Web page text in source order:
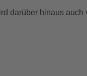
darüber hinaus